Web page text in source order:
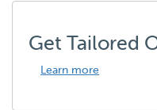
Get Tailored
Learn more